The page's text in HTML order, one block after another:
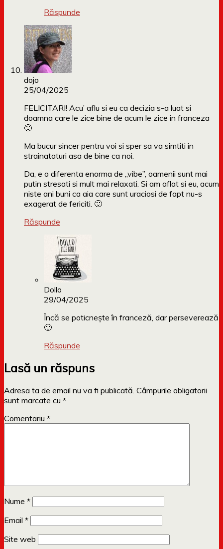
Răspunde
dojo
25/04/2025
FELICITARI! Acu’ aflu si eu ca decizia s-a luat si
doamna care le zice bine de acum le zice in franceza
🙂
Ma bucur sincer pentru voi si sper sa va simtiti in
strainataturi asa de bine ca noi.
Da, e o diferenta enorma de „vibe”, oamenii sunt mai
putin stresati si mult mai relaxati. Si am aflat si eu, acum
niste ani buni ca aia care sunt uraciosi de fapt nu-s
exagerat de fericiti. 🙂
Răspunde
Dollo
29/04/2025
Încă se poticnește în franceză, dar perseverează
🙂
Răspunde
Lasă un răspuns
Adresa ta de email nu va fi publicată. Câmpurile obligatorii
sunt marcate cu *
Comentariu *
Nume *
Email *
Site web